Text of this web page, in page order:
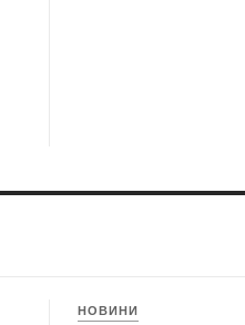
НОВИНИ